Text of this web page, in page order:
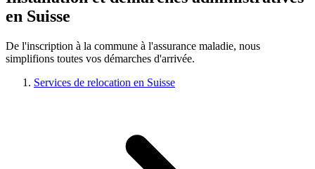
en Suisse
De l'inscription à la commune à l'assurance maladie, nous
simplifions toutes vos démarches d'arrivée.
Services de relocation en Suisse